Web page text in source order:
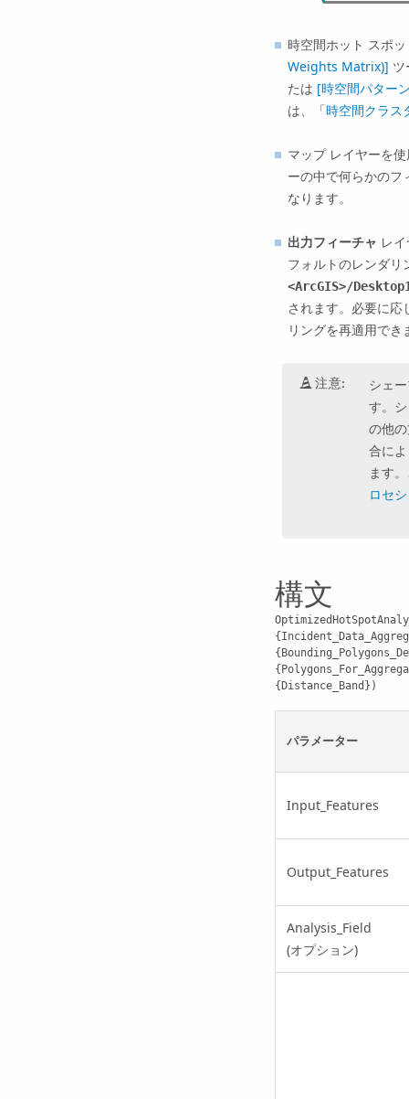
時空間ホット スポ
Weights Matrix)]
たは [時空間パター
は、「時空間クラス
マップ レイヤーを
ーの中で何らかのフ
なります。
出力フィーチャ レ
フォルトのレンダリ
<ArcGIS>/
されます。必要に
リングを再適用でき
注意:
シェ
す。
の他
合に
ます
ロセ
構文
{Distance_Band})
パラメーター
Input_Features
Output_Features
Analysis_Field
(オプション)